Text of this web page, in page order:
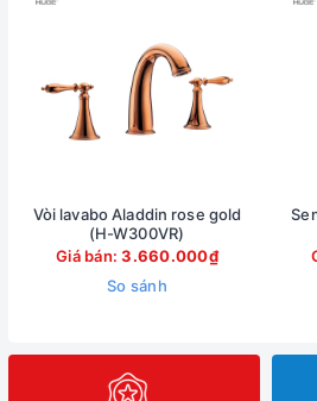
Vòi lavabo Aladdin rose gold
(H-W300VR)
Giá bán:3.660.000₫
So sánh